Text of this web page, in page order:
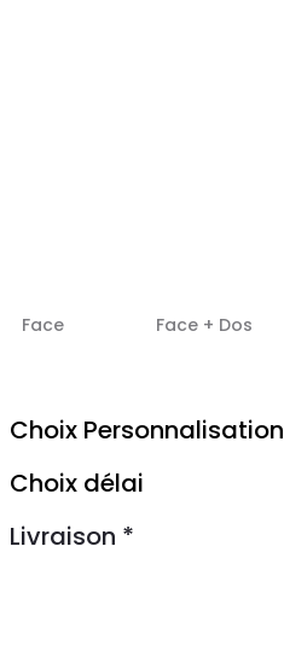
Face Face + Dos
Choix Personnalisation
Choix délai
Livraison *